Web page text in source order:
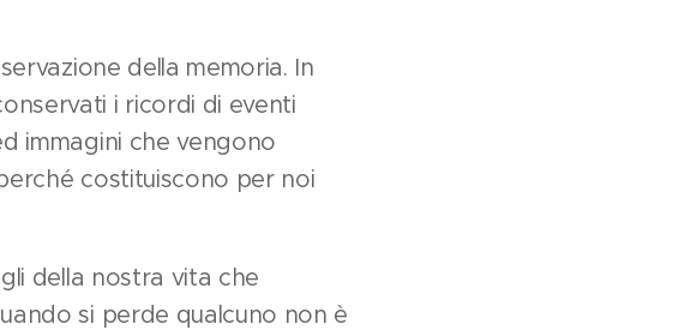
della memoria. In
i ricordi di eventi
immagini che vengono
costituiscono per noi
della nostra vita che
si perde qualcuno non è